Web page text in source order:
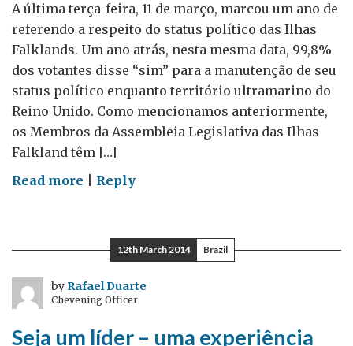
A última terça-feira, 11 de março, marcou um ano de
referendo a respeito do status político das Ilhas
Falklands. Um ano atrás, nesta mesma data, 99,8%
dos votantes disse “sim” para a manutenção de seu
status político enquanto território ultramarino do
Reino Unido. Como mencionamos anteriormente,
os Membros da Assembleia Legislativa das Ilhas
Falkland têm […]
Read more on
portas
abertas
Reply
12th March 2014 Brazil
by Rafael Duarte
Chevening Officer
Seja um líder – uma experiência